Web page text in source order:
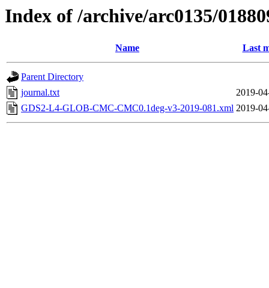
Index of /archive/arc0135/
Name Last
Parent Directory
journal.txt
2019-
GDS2-L4-GLOB-CMC-CMC0.1deg-v3-2019-081.xml 2019-